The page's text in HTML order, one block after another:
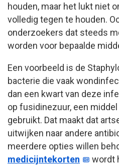
houden, maar het lukt niet
volledig tegen te houden.
onderzoekers dat steeds
worden voor bepaalde
Een voorbeeld is de
bacterie die vaak
dan een kwart van deze
op fusidinezuur, een
gebruikt. Dat maakt dat
uitwijken naar andere
meerdere opties willen
medicijntekorten
wordt